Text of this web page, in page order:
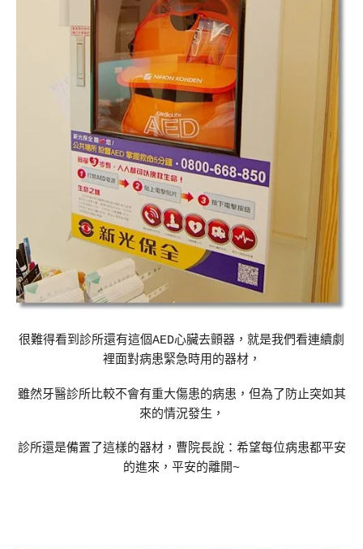
很難得看到診所還有這個AED心臟去顫器，就是我們看連續劇
裡面對病患緊急時用的器材，
雖然牙醫診所比較不會有重大傷患的病患，但為了防止突如其
來的情況發生，
診所還是備置了這樣的器材，曹院長說：希望每位病患都平安
的進來，平安的離開~